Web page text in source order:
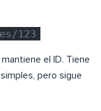
123
el ID. Tiene
pero sigue